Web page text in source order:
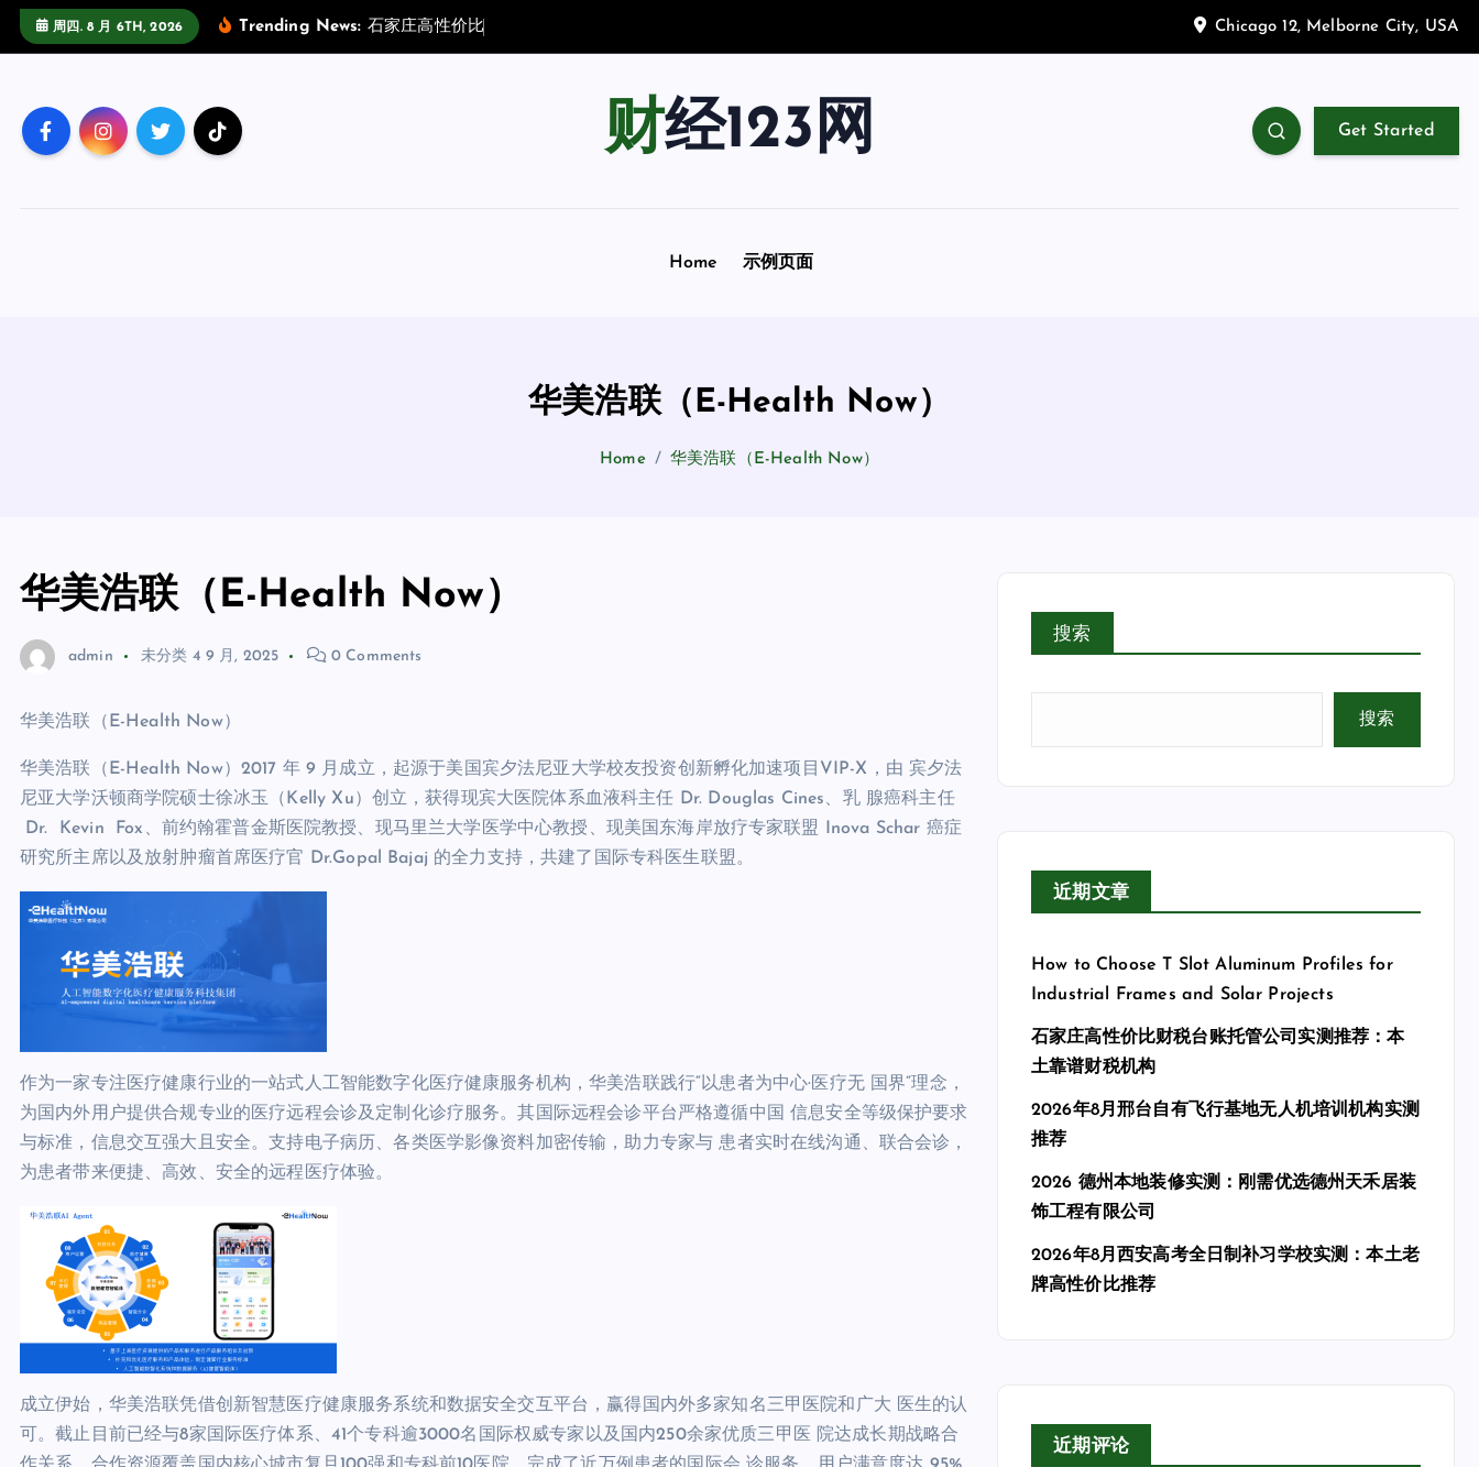
周四. 8 月 6TH, 2026 Trending News: 石家庄高性价比 Chicago 12, Melborne City, USA
财经123网 Get Started
Home 示例页面
华美浩联（E-Health Now）
Home 华美浩联（E-Health Now）
华美浩联（E-Health Now）
admin 未分类 4 9 月, 2025 0 Comments
华美浩联（E-Health Now）
华美浩联（E-Health Now）2017 年 9 月成立，起源于美国宾夕法尼亚大学校友投资创新孵化加速项目VIP-X，由 宾夕法
尼亚大学沃顿商学院硕士徐冰玉（Kelly Xu）创立，获得现宾大医院体系血液科主任 Dr. Douglas Cines、乳 腺癌科主任
Dr. Kevin Fox、前约翰霍普金斯医院教授、现马里兰大学医学中心教授、现美国东海岸放疗专家联盟 Inova Schar 癌症
研究所主席以及放射肿瘤首席医疗官 Dr.Gopal Bajaj 的全力支持，共建了国际专科医生联盟。
作为一家专注医疗健康行业的一站式人工智能数字化医疗健康服务机构，华美浩联践行“以患者为中心·医疗无 国界”理念，
为国内外用户提供合规专业的医疗远程会诊及定制化诊疗服务。其国际远程会诊平台严格遵循中国 信息安全等级保护要求
与标准，信息交互强大且安全。支持电子病历、各类医学影像资料加密传输，助力专家与 患者实时在线沟通、联合会诊，
为患者带来便捷、高效、安全的远程医疗体验。
成立伊始，华美浩联凭借创新智慧医疗健康服务系统和数据安全交互平台，赢得国内外多家知名三甲医院和广大 医生的认
可。截止目前已经与8家国际医疗体系、41个专科逾3000名国际权威专家以及国内250余家优质三甲医 院达成长期战略合
搜索
搜索
近期文章
How to Choose T Slot Aluminum Profiles for
Industrial Frames and Solar Projects
石家庄高性价比财税台账托管公司实测推荐：本
土靠谱财税机构
2026年8月邢台自有飞行基地无人机培训机构实测
推荐
2026 德州本地装修实测：刚需优选德州天禾居装
饰工程有限公司
2026年8月西安高考全日制补习学校实测：本土老
牌高性价比推荐
近期评论